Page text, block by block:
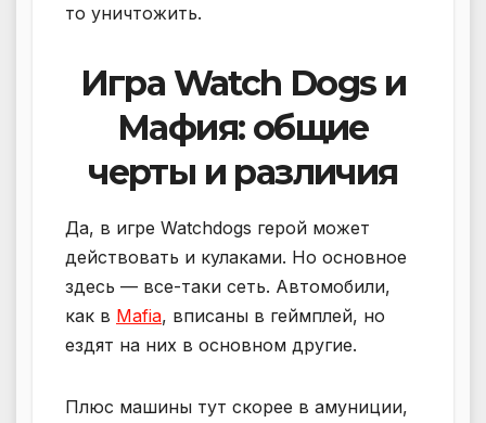
то уничтожить.
Игра Watch Dogs и
Мафия: общие
черты и различия
Да, в игре Watchdogs герой может
действовать и кулаками. Но основное
здесь — все-таки сеть. Автомобили,
как в Mafia, вписаны в геймплей, но
ездят на них в основном другие.
Плюс машины тут скорее в амуниции,